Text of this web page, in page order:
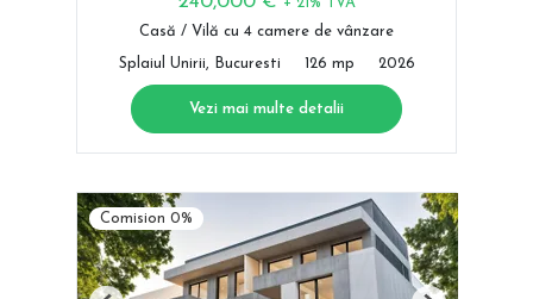
Casă / Vilă cu 4 camere de vânzare
Splaiul Unirii, Bucuresti 126 mp 2026
Vezi mai multe detalii
Comision 0%